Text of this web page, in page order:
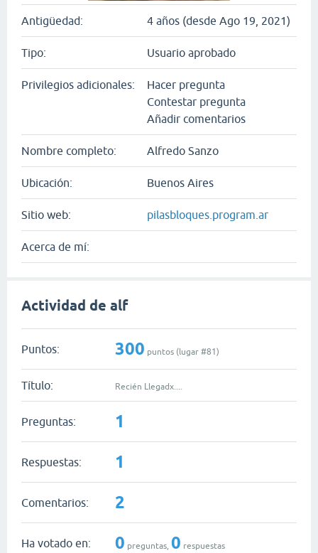
Antigüedad: 4 años (desde Ago 19, 2021)
Tipo: Usuario aprobado
Privilegios adicionales:
Hacer pregunta
Contestar pregunta
Añadir comentarios
Nombre completo: Alfredo Sanzo
Ubicación: Buenos Aires
Sitio web: pilasbloques.program.ar
Acerca de mí:
Actividad de alf
Puntos: 300 puntos (lugar #81)
Título: Recién Llegadx....
Preguntas: 1
Respuestas: 1
Comentarios: 2
Ha votado en: 0 preguntas, 0 respuestas